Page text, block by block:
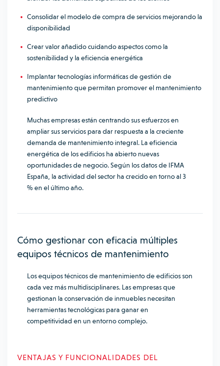
Consolidar el modelo de compra de servicios mejorando la
disponibilidad
Crear valor añadido cuidando aspectos como la
sostenibilidad y la eficiencia energética
Implantar tecnologías informáticas de gestión de
mantenimiento que permitan promover el mantenimiento
predictivo
Muchas empresas están centrando sus esfuerzos en
ampliar sus servicios para dar respuesta a la creciente
demanda de mantenimiento integral. La eficiencia
energética de los edificios ha abierto nuevas
oportunidades de negocio. Según los datos de IFMA
España , la actividad del sector ha crecido en torno al 3
% en el último año.
Cómo gestionar con eficacia múltiples
equipos técnicos de mantenimiento
Los equipos técnicos de mantenimiento de edificios son
cada vez más multidisciplinares. Las empresas que
gestionan la conservación de inmuebles necesitan
herramientas tecnológicas para ganar en
competitividad en un entorno complejo.
VENTAJAS Y FUNCIONALIDADES DEL